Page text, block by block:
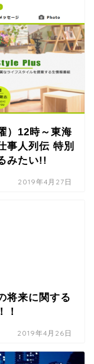
）12時～東海
事人列伝 特別
みたい!!
2019年4月27日
将来に関する
！
2019年4月26日